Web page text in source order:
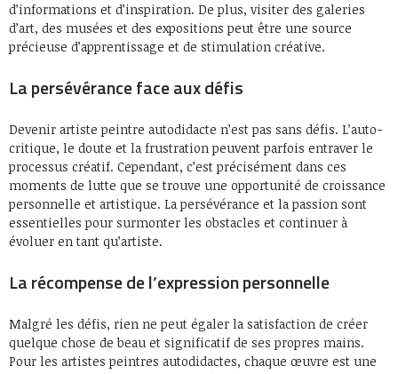
d’informations et d’inspiration. De plus, visiter des galeries
d’art, des musées et des expositions peut être une source
précieuse d’apprentissage et de stimulation créative.
La persévérance face aux défis
Devenir artiste peintre autodidacte n’est pas sans défis. L’auto-
critique, le doute et la frustration peuvent parfois entraver le
processus créatif. Cependant, c’est précisément dans ces
moments de lutte que se trouve une opportunité de croissance
personnelle et artistique. La persévérance et la passion sont
essentielles pour surmonter les obstacles et continuer à
évoluer en tant qu’artiste.
La récompense de l’expression personnelle
Malgré les défis, rien ne peut égaler la satisfaction de créer
quelque chose de beau et significatif de ses propres mains.
Pour les artistes peintres autodidactes, chaque œuvre est une